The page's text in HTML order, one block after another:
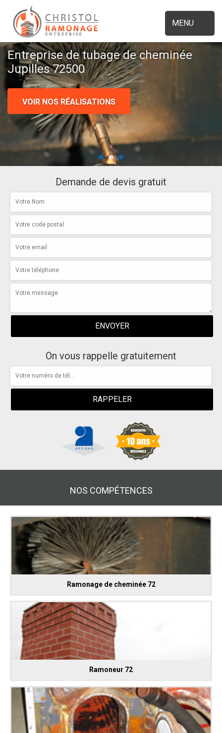
MENU
Entreprise de tubage de cheminée
Jupilles 72500
VOIR NOS RÉALISATIONS
Demande de devis gratuit
On vous rappelle gratuitement
NOS COMPÉTENCES
Ramonage de cheminée 72
Ramoneur 72